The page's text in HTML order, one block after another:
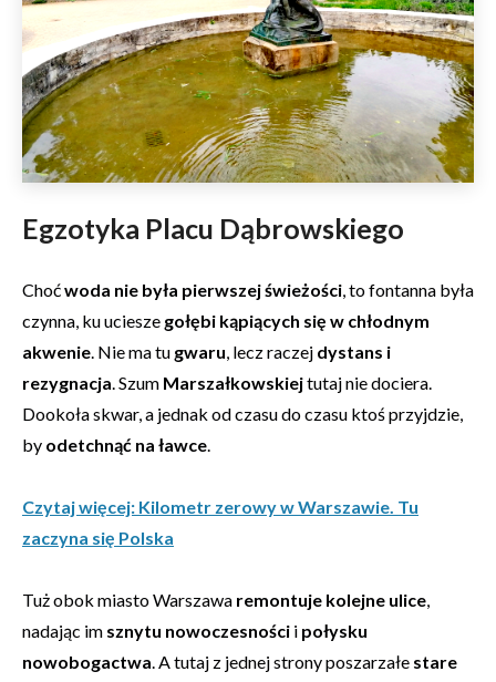
Egzotyka Placu Dąbrowskiego
Choćwoda nie była pierwszej świeżości, to fontanna była
czynna, ku uciesze gołębi kąpiących się w chłodnym
akwenie. Nie ma tu gwaru, lecz raczej dystans i
rezygnacja. Szum Marszałkowskiejtutaj nie dociera.
Dookoła skwar, a jednak od czasu do czasu ktoś przyjdzie,
by odetchnąć na ławce.
Czytaj więcej: Kilometr zerowy w Warszawie. Tu
zaczyna się Polska
Tuż obok miasto Warszawa remontuje kolejne ulice,
nadając im sznytu nowoczesności i połysku
nowobogactwa. A tutaj z jednej strony poszarzałe stare